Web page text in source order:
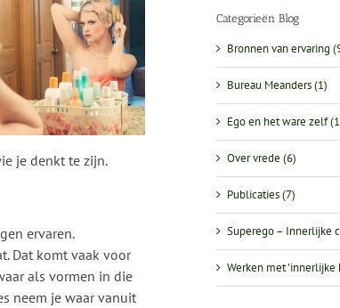
je denkt te zijn.
ervaren.
Dat komt vaak voor
als vormen in die
neem je waar vanuit
Categorieën Blog
Bronnen van ervaring
Bureau Meanders (1)
Ego en het ware zelf
Over vrede (6)
Publicaties (7)
Superego – Innerlijke
Werken met 'innerlijke